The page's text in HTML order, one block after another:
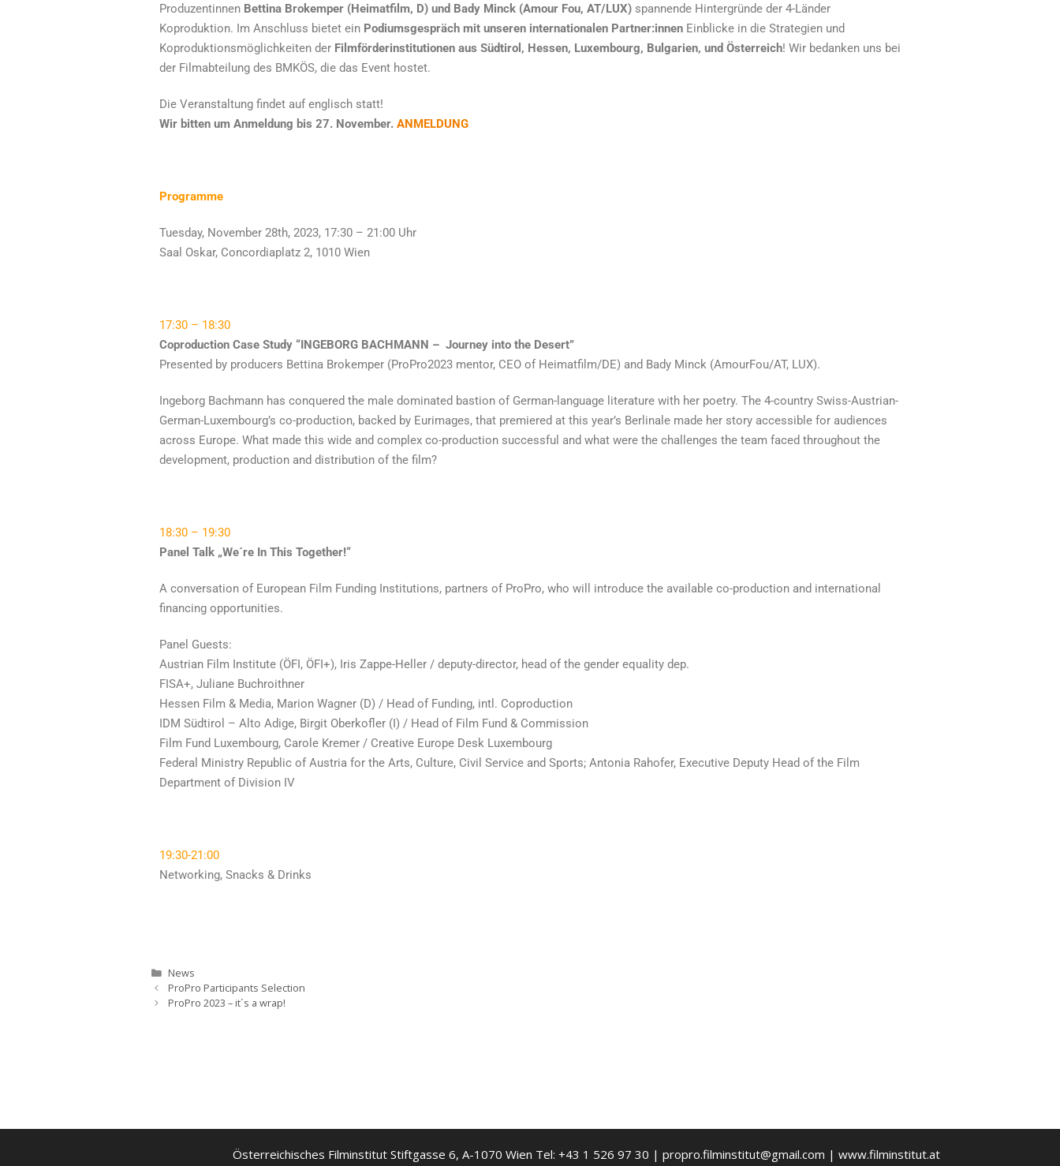
Produzentinnen Bettina Brokemper (Heimatfilm, D) und Bady Minck (Amour Fou, AT/LUX) spannende Hintergründe der 4-Länder
Koproduktion. Im Anschluss bietet ein Podiumsgespräch mit unseren internationalen Partner:innen Einblicke in die Strategien und
Koproduktionsmöglichkeiten der Filmförderinstitutionen aus Südtirol, Hessen, Luxembourg, Bulgarien, und Österreich! Wir bedanken uns bei
der Filmabteilung des BMKÖS, die das Event hostet.
Die Veranstaltung findet auf englisch statt!
Wir bitten um Anmeldung bis 27. November. ANMELDUNG
Programme
Tuesday, November 28th, 2023, 17:30 – 21:00 Uhr
Saal Oskar, Concordiaplatz 2, 1010 Wien
17:30 – 18:30
Coproduction Case Study “INGEBORG BACHMANN – Journey into the Desert”
Presented by producers Bettina Brokemper (ProPro2023 mentor, CEO of Heimatfilm/DE) and Bady Minck (AmourFou/AT, LUX).
Ingeborg Bachmann has conquered the male dominated bastion of German-language literature with her poetry. The 4-country Swiss-Austrian-
German-Luxembourg’s co-production, backed by Eurimages, that premiered at this year’s Berlinale made her story accessible for audiences
across Europe. What made this wide and complex co-production successful and what were the challenges the team faced throughout the
development, production and distribution of the film?
18:30 – 19:30
Panel Talk „We´re In This Together!“
A conversation of European Film Funding Institutions, partners of ProPro, who will introduce the available co-production and international
financing opportunities.
Panel Guests:
Austrian Film Institute (ÖFI, ÖFI+), Iris Zappe-Heller / deputy-director, head of the gender equality dep.
FISA+, Juliane Buchroithner
Hessen Film & Media, Marion Wagner (D) / Head of Funding, intl. Coproduction
IDM Südtirol – Alto Adige, Birgit Oberkofler (I) / Head of Film Fund & Commission
Film Fund Luxembourg, Carole Kremer / Creative Europe Desk Luxembourg
Federal Ministry Republic of Austria for the Arts, Culture, Civil Service and Sports; Antonia Rahofer, Executive Deputy Head of the Film
Department of Division IV
19:30-21:00
Networking, Snacks & Drinks
News
ProPro Participants Selection
ProPro 2023 – it´s a wrap!
Österreichisches Filminstitut Stiftgasse 6, A-1070 Wien Tel: +43 1 526 97 30 | propro.filminstitut@gmail.com | www.filminstitut.at